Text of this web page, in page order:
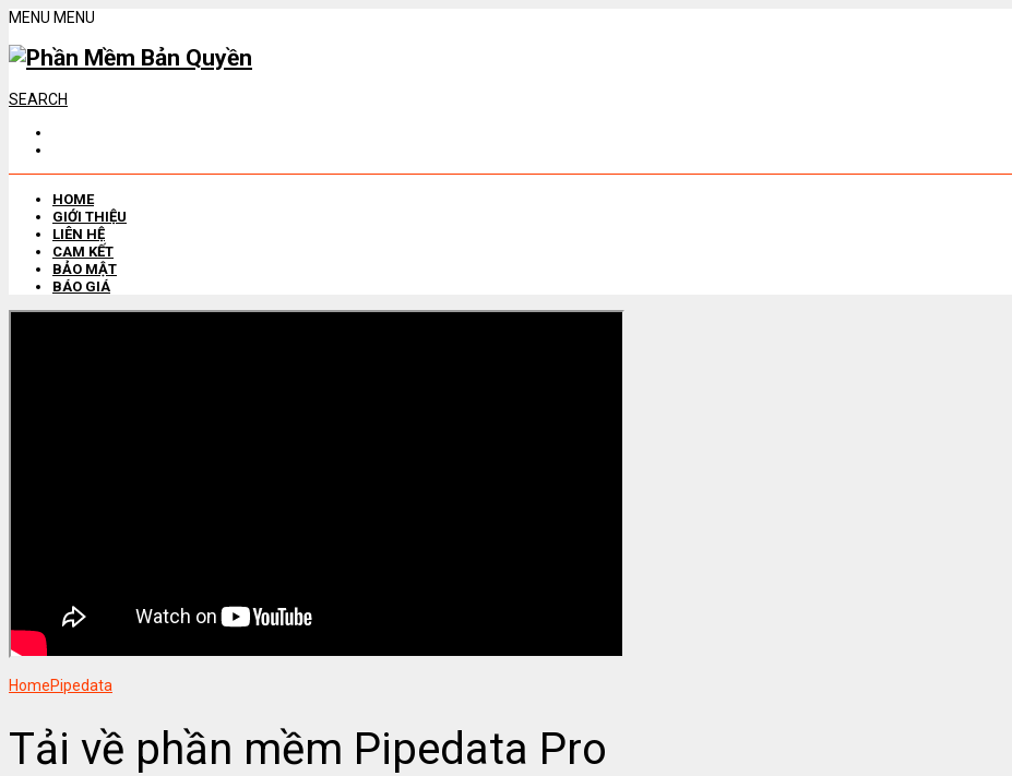
MENU MENU
SEARCH
HOME
GIỚI THIỆU
LIÊN HỆ
CAM KẾT
BẢO MẬT
BÁO GIÁ
HomePipedata
Tải về phần mềm Pipedata Pro